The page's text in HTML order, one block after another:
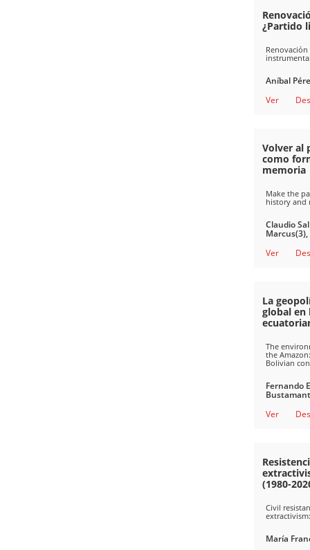
¿Partido
Aníbal
Ver
Volver al
como
memoria
Make the
history and
Claudio
Ver
La
global en
The
the
Bolivian
Fernando
Ver
(1980-
Civil
María